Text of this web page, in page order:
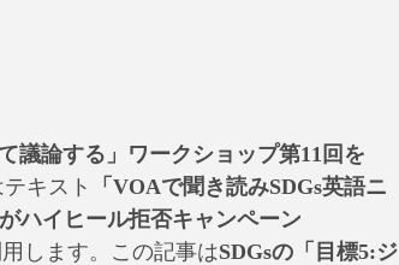
議論する」ワークショップ第11回を
キスト
「VOAで聞き読みSDGs英語ニ
ハイヒール拒否キャンペーン
します。この記事はSDGsの「目標5:ジ